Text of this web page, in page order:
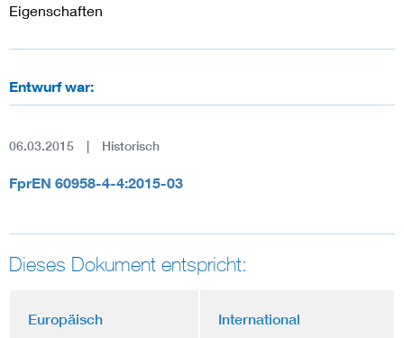
Eigenschaften
Entwurf war:
06.03.2015 Historisch
FprEN 60958-4-4:2015-03
Dieses Dokument entspricht:
Europäisch International